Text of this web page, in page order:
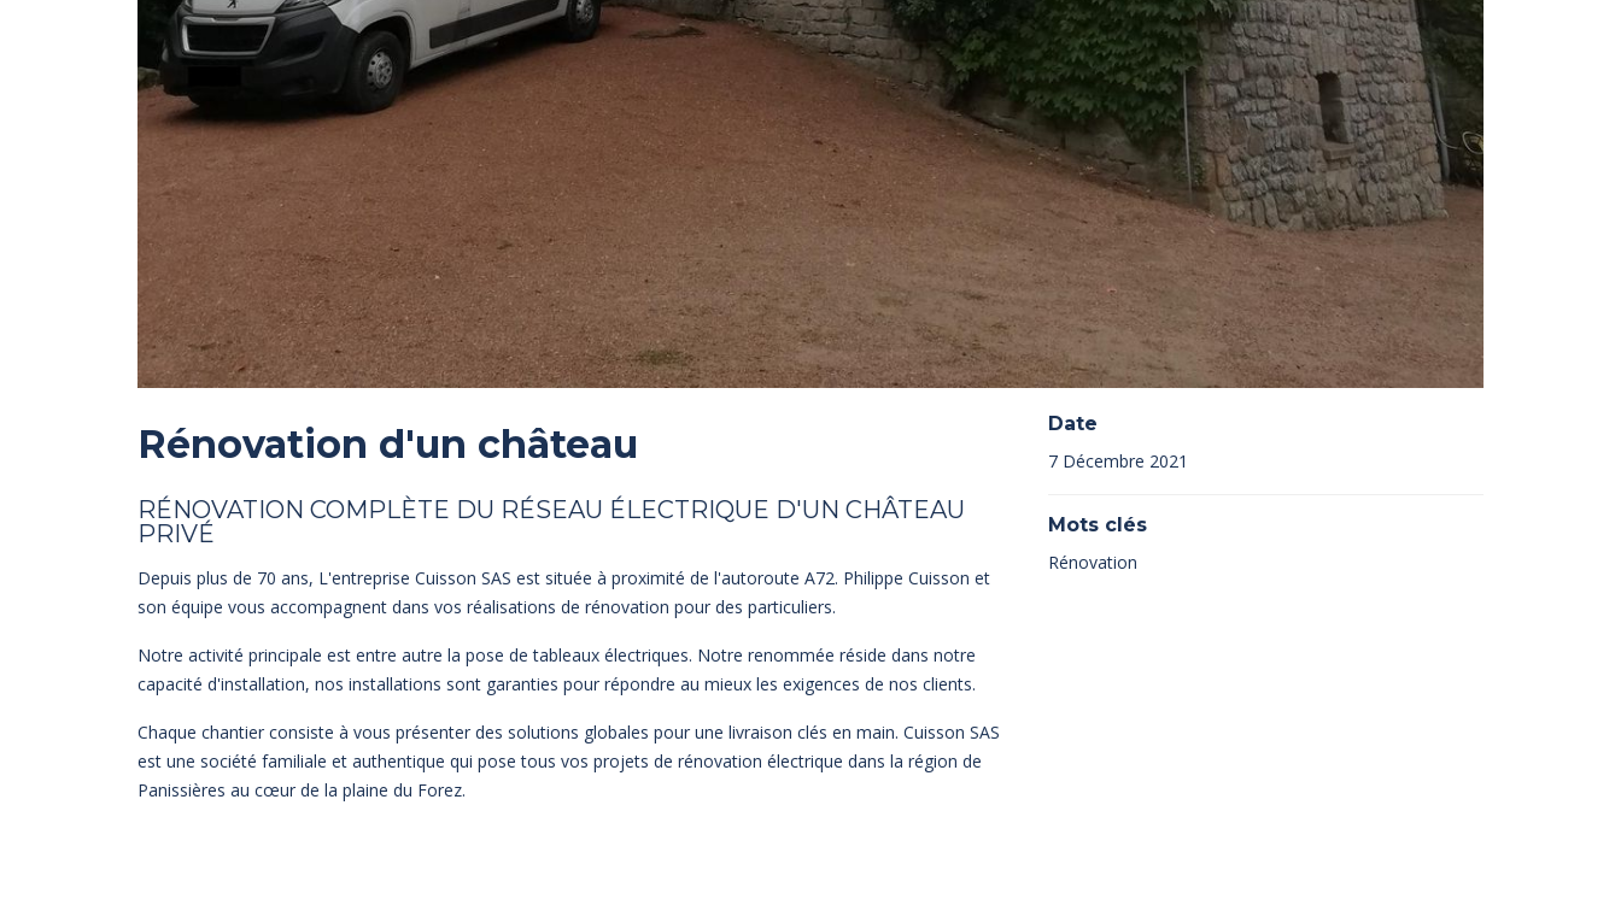
Rénovation d'un château
RÉNOVATION COMPLÈTE DU RÉSEAU ÉLECTRIQUE D'UN CHÂTEAU
PRIVÉ
Depuis plus de 70 ans, L'entreprise Cuisson SAS est située à proximité de l'autoroute A72. Philippe Cuisson et
son équipe vous accompagnent dans vos réalisations de rénovation pour des particuliers.
Notre activité principale est entre autre la pose de tableaux électriques. Notre renommée réside dans notre
capacité d'installation, nos installations sont garanties pour répondre au mieux les exigences de nos clients.
Chaque chantier consiste à vous présenter des solutions globales pour une livraison clés en main. Cuisson SAS
est une société familiale et authentique qui pose tous vos projets de rénovation électrique dans la région de
Panissières au cœur de la plaine du Forez.
Date
7 Décembre 2021
Mots clés
Rénovation